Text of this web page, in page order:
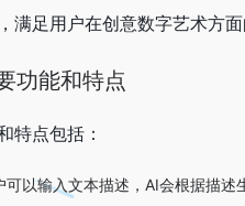
满足用户在创意数字艺术方面
功能和特点
特点包括：
以输入文本描述，AI会根据描述